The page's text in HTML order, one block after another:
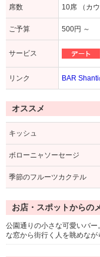
席数 10席 （カ
ご予算 500円 ～
サービス
リンク BAR
オススメ
キッシュ
ボローニャソーセージ
季節のフルーツカクテル
お店・スポットからの
公園通りの小さな可愛いバ
な窓から街行く人を眺めなが